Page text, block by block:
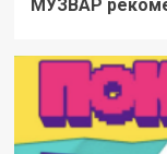
МУЗВАР